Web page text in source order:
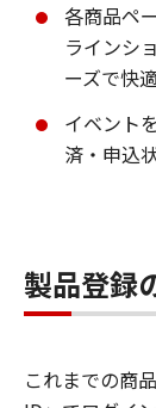
各商品ペ
ラインシ
ーズで快
イベント
済・申込
製品登録
これまでの商